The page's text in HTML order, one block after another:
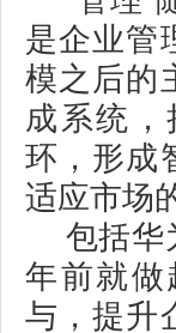
是企业管
模之后的
成系统
环，形成
适应市场
包括华
年前就
与，提升